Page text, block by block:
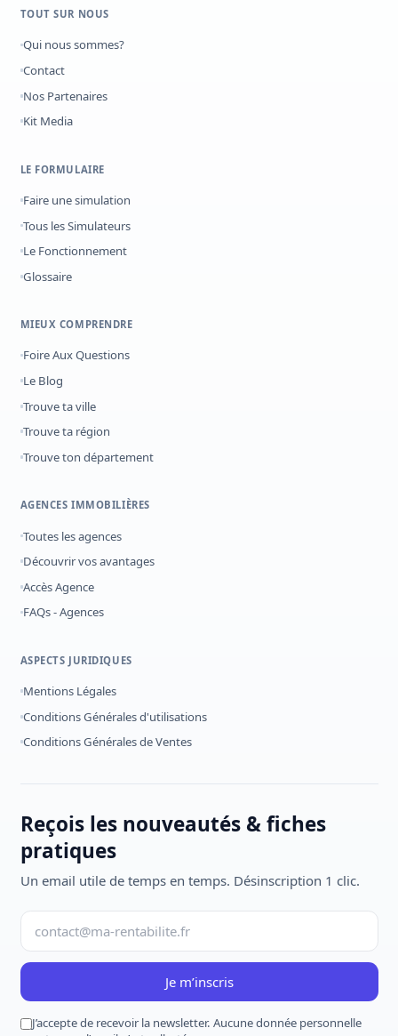
TOUT SUR NOUS
Qui nous sommes?
Contact
Nos Partenaires
Kit Media
LE FORMULAIRE
Faire une simulation
Tous les Simulateurs
Le Fonctionnement
Glossaire
MIEUX COMPRENDRE
Foire Aux Questions
Le Blog
Trouve ta ville
Trouve ta région
Trouve ton département
AGENCES IMMOBILIÈRES
Toutes les agences
Découvrir vos avantages
Accès Agence
FAQs - Agences
ASPECTS JURIDIQUES
Mentions Légales
Conditions Générales d'utilisations
Conditions Générales de Ventes
Reçois les nouveautés & fiches
pratiques
Un email utile de temps en temps. Désinscription 1 clic.
Je m’inscris
J’accepte de recevoir la newsletter. Aucune donnée personnelle